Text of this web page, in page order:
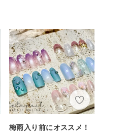
梅雨入り前にオススメ！